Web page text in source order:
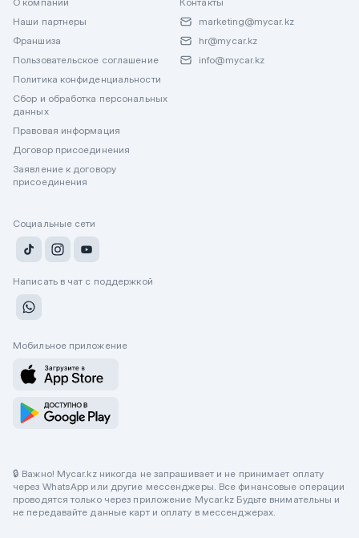
Наши партнеры
Франшиза
Пользовательское соглашение
Политика конфиденциальности
Сбор и обработка персональных
данных
Правовая информация
Договор присоединения
Заявление к договору
присоединения
marketing@mycar.kz
hr@mycar.kz
info@mycar.kz
Социальные сети
Написать в чат с поддержкой
Мобильное приложение
🔒 Важно! Mycar.kz никогда не запрашивает и не принимает оплату
через WhatsApp или другие мессенджеры. Все финансовые операции
проводятся только через приложение Mycar.kz Будьте внимательны и
не передавайте данные карт и оплату в мессенджерах.